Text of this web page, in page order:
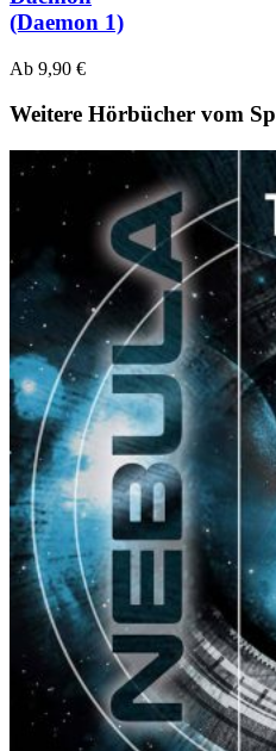
(Daemon 1)
Ab 9,90 €
Weitere Hörbücher vom